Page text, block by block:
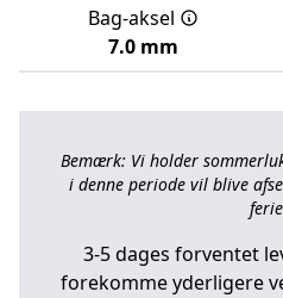
Bag-aksel
7.0 mm
Bemærk: Vi holder
i denne periode vil blive
ferie
3-5 dages forventet
forekomme yderligere